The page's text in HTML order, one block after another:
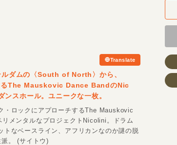
Translate
ダムの〈South of North〉から、
るThe Mauskovic Dance BandのNic
スホール。ユニークな一枚。
・ロックにアプローチするThe Mauskovic
メンタルなプロジェクトNicolini。ドラム
トなベースライン、アフリカンなのか謎の脱
。 (サイトウ)